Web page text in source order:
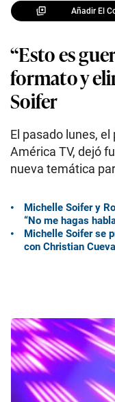
Añadir El
“Esto es
formato y
Soifer
El pasado lunes,
América TV, dejó
nueva temática
Michelle Soifer y
“No me hagas
Michelle Soifer se
con Christian Cueva